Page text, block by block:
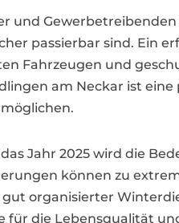
und
passierbar sind. Ein
Fahrzeugen und
am Neckar ist
Jahr 2025 wird die
können zu
gut organisierter
für die Lebensqualität